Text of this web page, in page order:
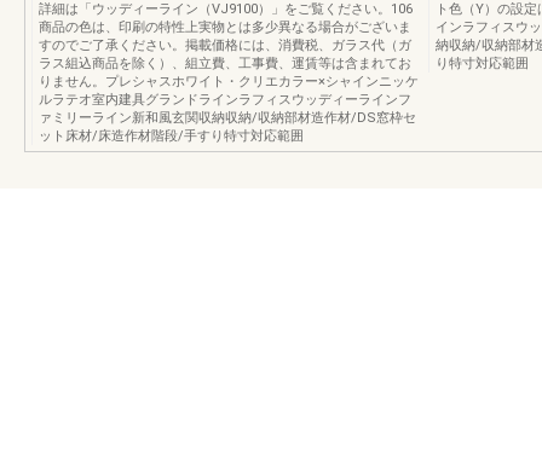
詳細は「ウッディーライン（VJ9100）」をご覧ください。106
商品の色は、印刷の特性上実物とは多少異なる場合がございま
すのでご了承ください。掲載価格には、消費税、ガラス代（ガ
ラス組込商品を除く）、組立費、工事費、運賃等は含まれてお
りません。プレシャスホワイト・クリエカラー×シャインニッケ
ルラテオ室内建具グランドラインラフィスウッディーラインフ
ァミリーライン新和風玄関収納収納/収納部材造作材/DS窓枠セ
ット床材/床造作材階段/手すり特寸対応範囲
ト色（Y）の設
インラフィスウ
納収納/収納部材
り特寸対応範囲